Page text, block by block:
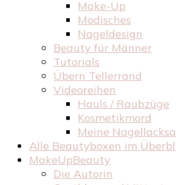
Make-Up
Modisches
Nageldesign
Beauty für Männer
Tutorials
Übern Tellerrand
Videoreihen
Hauls / Raubzüge
Kosmetikmord
Meine
Alle Beautyboxen im
MakeUpBeauty
Die Autorin